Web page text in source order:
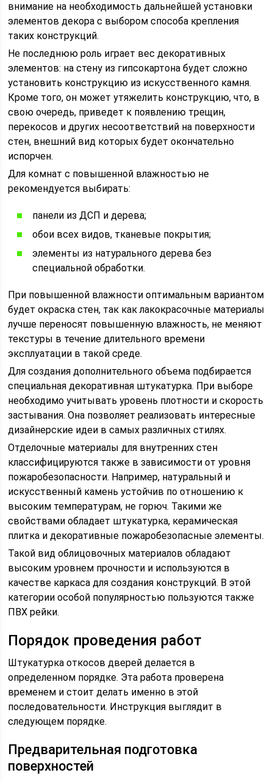
внимание на необходимость дальнейшей установки
элементов декора с выбором способа крепления
таких конструкций.
Не последнюю роль играет вес декоративных
элементов: на стену из гипсокартона будет сложно
установить конструкцию из искусственного камня.
Кроме того, он может утяжелить конструкцию, что, в
свою очередь, приведет к появлению трещин,
перекосов и других несоответствий на поверхности
стен, внешний вид которых будет окончательно
испорчен.
Для комнат с повышенной влажностью не
рекомендуется выбирать:
панели из ДСП и дерева;
обои всех видов, тканевые покрытия;
элементы из натурального дерева без
специальной обработки.
При повышенной влажности оптимальным вариантом
будет окраска стен, так как лакокрасочные материалы
лучше переносят повышенную влажность, не меняют
текстуры в течение длительного времени
эксплуатации в такой среде.
Для создания дополнительного объема подбирается
специальная декоративная штукатурка. При выборе
необходимо учитывать уровень плотности и скорость
застывания. Она позволяет реализовать интересные
дизайнерские идеи в самых различных стилях.
Отделочные материалы для внутренних стен
классифицируются также в зависимости от уровня
пожаробезопасности. Например, натуральный и
искусственный камень устойчив по отношению к
высоким температурам, не горюч. Такими же
свойствами обладает штукатурка, керамическая
плитка и декоративные пожаробезопасные элементы.
Такой вид облицовочных материалов обладают
высоким уровнем прочности и используются в
качестве каркаса для создания конструкций. В этой
категории особой популярностью пользуются также
ПВХ рейки.
Порядок проведения работ
Штукатурка откосов дверей делается в
определенном порядке. Эта работа проверена
временем и стоит делать именно в этой
последовательности. Инструкция выглядит в
следующем порядке.
Предварительная подготовка
поверхностей